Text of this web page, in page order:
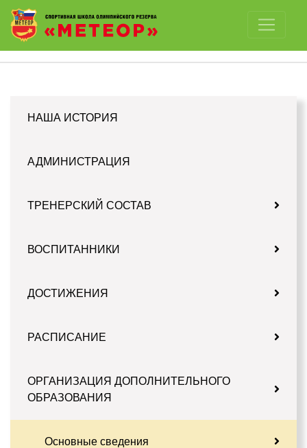
Отключить картинки
НАША ИСТОРИЯ
АДМИНИСТРАЦИЯ
ТРЕНЕРСКИЙ СОСТАВ
ВОСПИТАННИКИ
ДОСТИЖЕНИЯ
РАСПИСАНИЕ
ОРГАНИЗАЦИЯ ДОПОЛНИТЕЛЬНОГО
ОБРАЗОВАНИЯ
Основные сведения